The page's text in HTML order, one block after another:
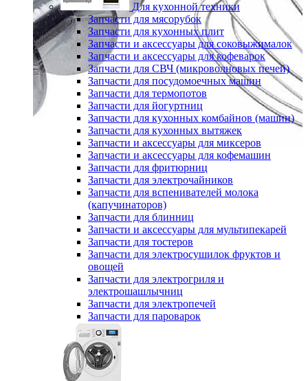
Для кухонной техники
Запчасти для мясорубок
Запчасти для кухонных плит
Запчасти и аксессуары для соковыжималок
Запчасти и аксессуары для кофеварок
Запчасти для СВЧ (микроволновых печей)
Запчасти для посудомоечных машин
Запчасти для термопотов
Запчасти для йогуртниц
Запчасти для кухонных комбайнов (машин)
Запчасти для кухонных вытяжек
Запчасти и аксессуары для миксеров
Запчасти и аксессуары для кофемашин
Запчасти для фритюрниц
Запчасти для электрочайников
Запчасти для вспенивателей молока
(капучинаторов)
Запчасти для блинниц
Запчасти и аксессуары для мультипекарей
Запчасти для тостеров
Запчасти для электросушилок фруктов и
овощей
Запчасти для электрогриля и
электрошашлычниц
Запчасти для электропечей
Запчасти для пароварок